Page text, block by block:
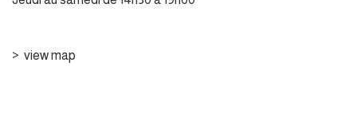
> view map